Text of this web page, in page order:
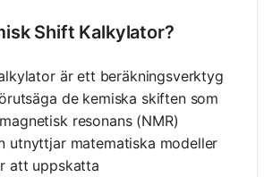
Shift Kalkylator?
är ett beräkningsverktyg
de kemiska skiften som
resonans (NMR)
utnyttjar matematiska modeller
att uppskatta